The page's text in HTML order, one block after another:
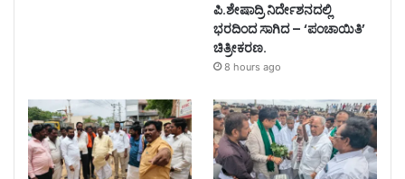
ಪಿ.ಶೇಷಾದ್ರಿ ನಿರ್ದೇಶನದಲ್ಲಿ
ಭರದಿಂದ ಸಾಗಿದ – ‘ಪಂಚಾಯಿತಿ’
ಚಿತ್ರೀಕರಣ.
8 hours ago